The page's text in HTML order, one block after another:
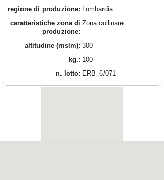
regione di produzione:
Lombardia
caratteristiche zona di
produzione:
Zona collinare.
altitudine (mslm): 300
kg.: 100
n. lotto: ERB_6/071